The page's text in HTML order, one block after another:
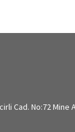
Cad. No:72 Mine